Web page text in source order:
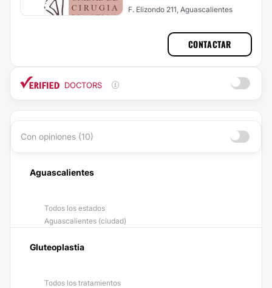
F. Elizondo 211, Aguascalientes
CONTACTAR
DOCTORS
Con opiniones (10)
Aguascalientes
Todos los estados
Aguascalientes (ciudad)
Gluteoplastia
Todos los tratamientos